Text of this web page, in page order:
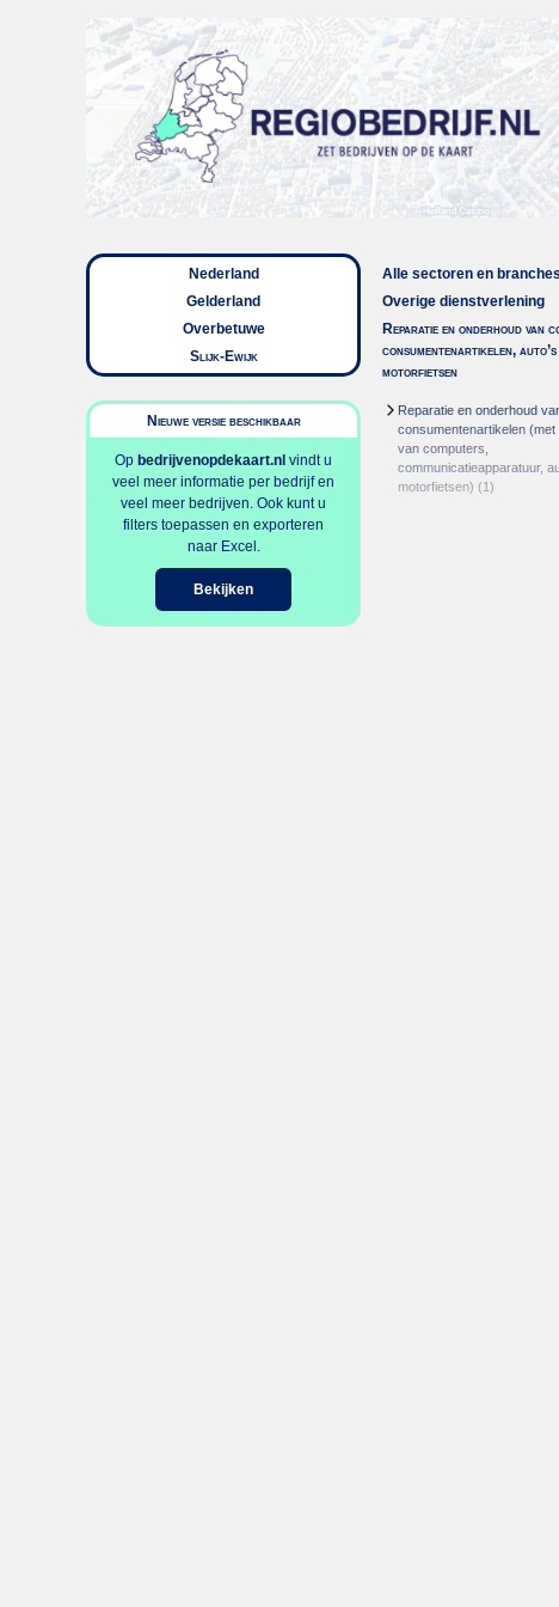
Nederland
Gelderland
Overbetuwe
Slijk-Ewijk
Nieuwe versie beschikbaar
Op bedrijvenopdekaart.nl vindt u
veel meer informatie per bedrijf en
veel meer bedrijven. Ook kunt u
filters toepassen en exporteren
naar Excel.
Bekijken
Alle sectoren en branches
Overige dienstverlening
Reparatie en onderhoud van
consumentenartikelen, auto’s
motorfietsen
Reparatie en onderhoud
consumentenartikelen (met
van computers,
communicatieapparatuur,
motorfietsen) (1)